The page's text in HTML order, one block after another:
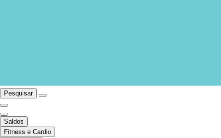
Pesquisar
Saldos
Fitness e Cardio